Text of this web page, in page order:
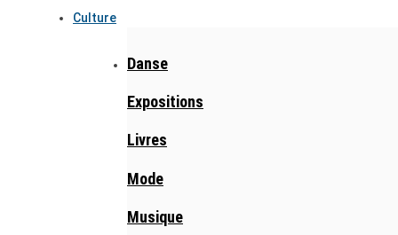
Culture
Danse
Expositions
Livres
Mode
Musique